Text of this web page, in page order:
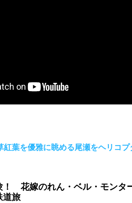
紅葉を優雅に眺める尾瀬をヘリコ
！ 花嫁のれん・ベル・モンタ
道旅